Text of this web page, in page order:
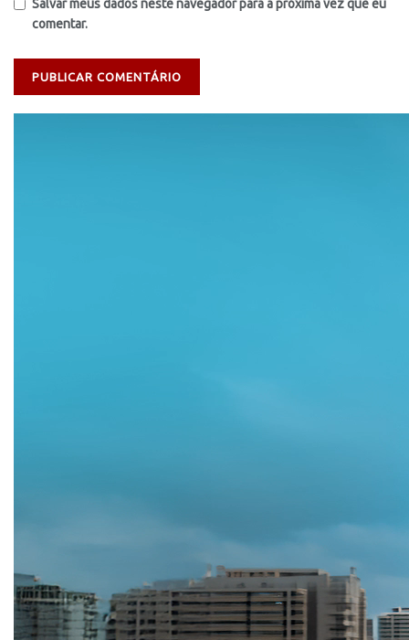
Salvar meus dados neste navegador para a próxima vez que eu
comentar.